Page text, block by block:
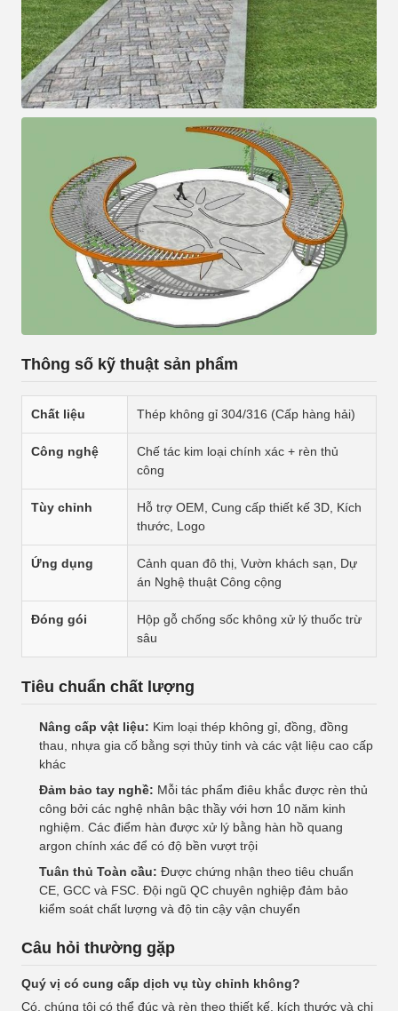
Thông số kỹ thuật sản phẩm
Chất liệu Thép không gỉ 304/316 (Cấp hàng hải)
Công nghệ
Chế tác kim loại chính xác + rèn thủ
công
Tùy chỉnh
Hỗ trợ OEM, Cung cấp thiết kế 3D, Kích
thước, Logo
Ứng dụng
Cảnh quan đô thị, Vườn khách sạn, Dự
án Nghệ thuật Công cộng
Đóng gói
Hộp gỗ chống sốc không xử lý thuốc trừ
sâu
Tiêu chuẩn chất lượng
Nâng cấp vật liệu: Kim loại thép không gỉ, đồng, đồng
thau, nhựa gia cố bằng sợi thủy tinh và các vật liệu cao cấp
khác
Đảm bảo tay nghề: Mỗi tác phẩm điêu khắc được rèn thủ
công bởi các nghệ nhân bậc thầy với hơn 10 năm kinh
nghiệm. Các điểm hàn được xử lý bằng hàn hồ quang
argon chính xác để có độ bền vượt trội
Tuân thủ Toàn cầu: Được chứng nhận theo tiêu chuẩn
CE, GCC và FSC. Đội ngũ QC chuyên nghiệp đảm bảo
kiểm soát chất lượng và độ tin cậy vận chuyển
Câu hỏi thường gặp
Quý vị có cung cấp dịch vụ tùy chỉnh không?
Có, chúng tôi có thể đúc và rèn theo thiết kế, kích thước và chi